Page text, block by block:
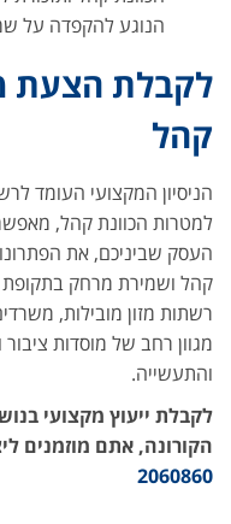
הנוגע להקפדה על
לקבלת הצעת
קהל
הניסיון המקצועי העומד
למטרות הכוונת קהל,
העסק שביניכם, את
קהל ושמירת מרחק בתקופת
רשתות מזון מובילות,
מגוון רחב של מוסדות
והתעשייה.
לקבלת ייעוץ מקצועי
הקורונה, אתם מוזמנים
2060860